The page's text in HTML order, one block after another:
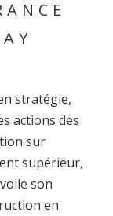
stratégie,
actions des
sur
supérieur,
son
en